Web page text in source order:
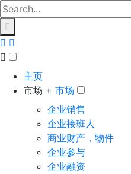
主页
市场 + 市场
企业销售
企业接班人
商业财产，物件
企业参与
企业融资